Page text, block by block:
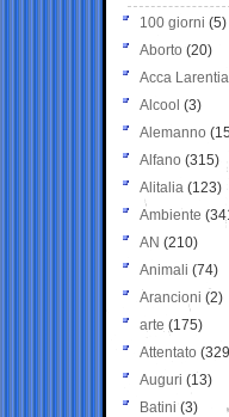
100 giorni (5)
Aborto (20)
Acca Larentia
Alcool (3)
Alemanno
Alfano (315)
Alitalia (123)
Ambiente
AN (210)
Animali (74)
Arancioni (2)
arte (175)
Attentato
Auguri (13)
Batini (3)